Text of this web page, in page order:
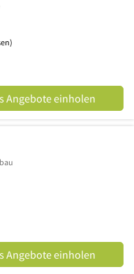
Angebote einholen
Angebote einholen